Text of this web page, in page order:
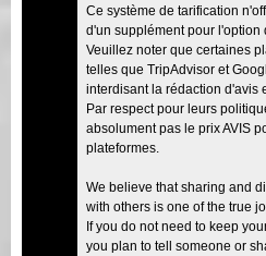
Ce système de tarification
d'un supplément pour l'option
Veuillez noter que certaines
telles que TripAdvisor et
interdisant la rédaction d'avis
Par respect pour leurs
absolument pas le prix AVIS
plateformes.
We believe that sharing and
with others is one of the true
If you do not need to keep
you plan to tell someone or